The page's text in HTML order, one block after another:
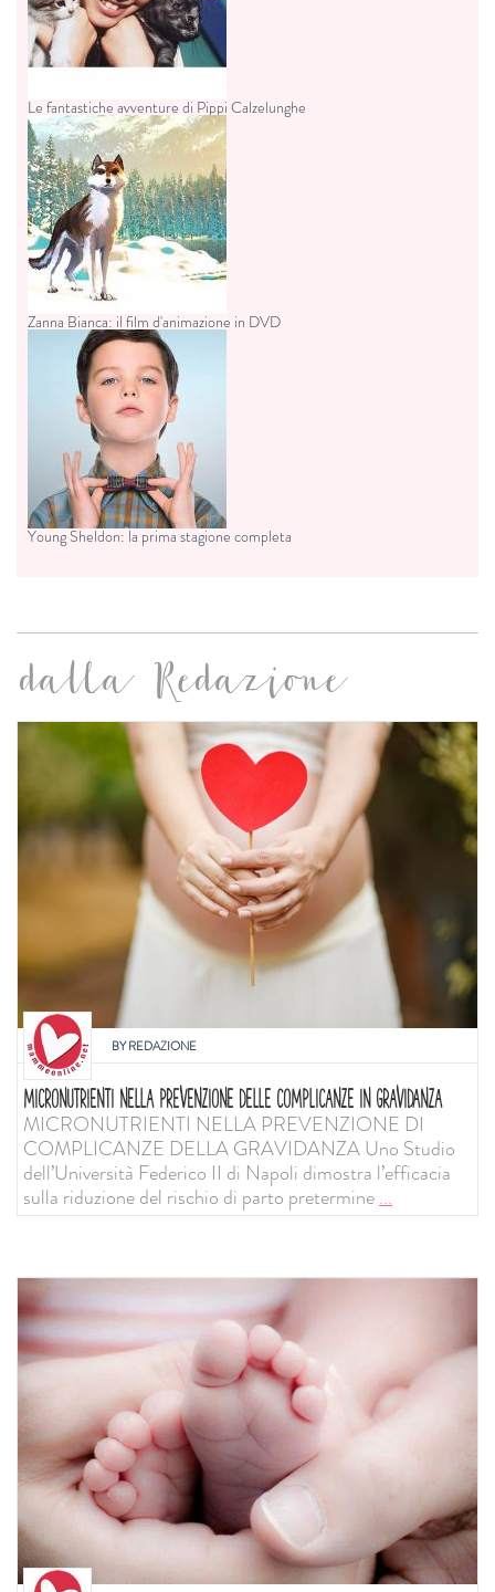
Le fantastiche avventure di Pippi Calzelunghe
Zanna Bianca: il film d'animazione in DVD
Young Sheldon: la prima stagione completa
dalla Redazione
BYREDAZIONE
MICRONUTRIENTI NELLA PREVENZIONE DELLE COMPLICANZE IN GRAVIDANZA
MICRONUTRIENTI NELLA PREVENZIONE DI
COMPLICANZE DELLA GRAVIDANZA Uno Studio
dell’Università Federico II di Napoli dimostra l’efficacia
sulla riduzione del rischio di parto pretermine...